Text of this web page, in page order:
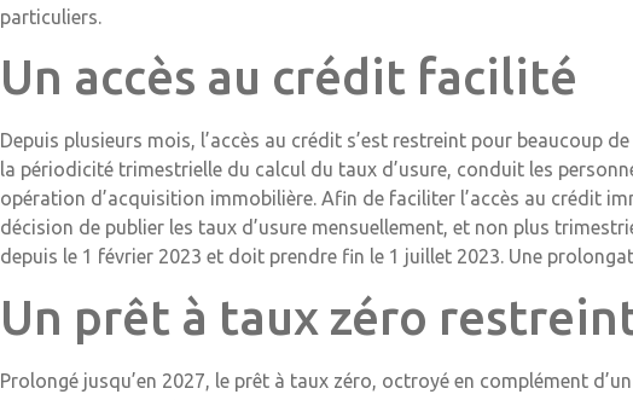
particuliers.
Un accès au crédit facilité
Depuis plusieurs mois, l’accès au crédit s’est restreint pour beaucoup
la périodicité trimestrielle du calcul du taux d’usure, conduit les
opération d’acquisition immobilière. Afin de faciliter l’accès au crédit
décision de publier les taux d’usure mensuellement, et non plus
depuis le 1 février 2023 et doit prendre fin le 1 juillet 2023. Une
Un prêt à taux zéro
Prolongé jusqu’en 2027, le prêt à taux zéro, octroyé en complément